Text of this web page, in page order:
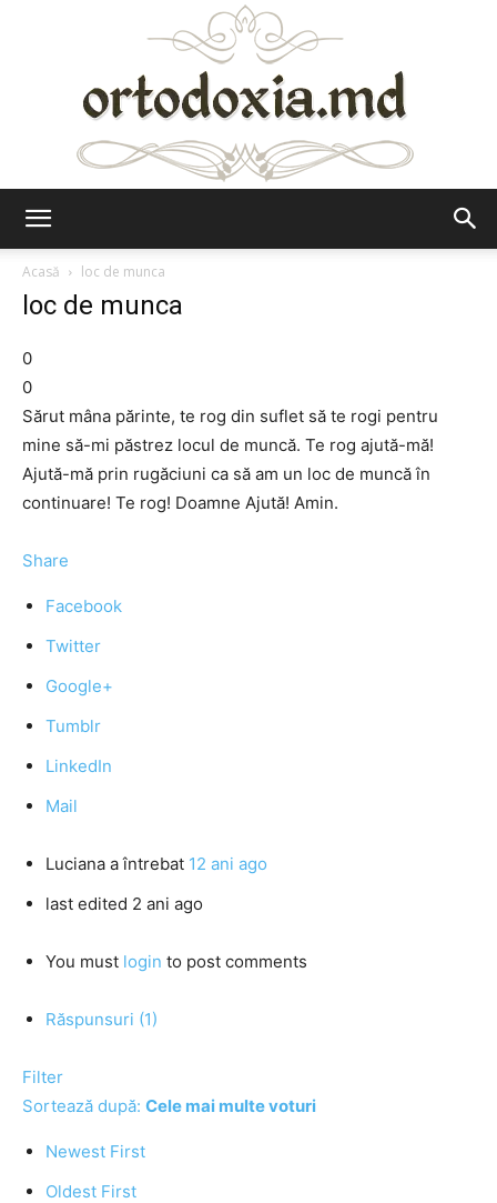
Acasă
loc de munca
loc de munca
0
0
Sărut mâna părinte, te rog din suflet să te rogi pentru
mine să-mi păstrez locul de muncă. Te rog ajută-mă!
Ajută-mă prin rugăciuni ca să am un loc de muncă în
continuare! Te rog! Doamne Ajută! Amin.
Share
Facebook
Twitter
Google+
Tumblr
LinkedIn
Mail
Luciana a întrebat 12 ani ago
last edited 2 ani ago
You must login to post comments
Răspunsuri (1)
Filter
Sortează după: Cele mai multe voturi
Newest First
Oldest First